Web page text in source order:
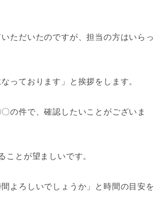
ただいたのですが、担当の方はいらっ
っております」と挨拶をします。
の件で、確認したいことがございま
ことが望ましいです。
よろしいでしょうか」と時間の目安を